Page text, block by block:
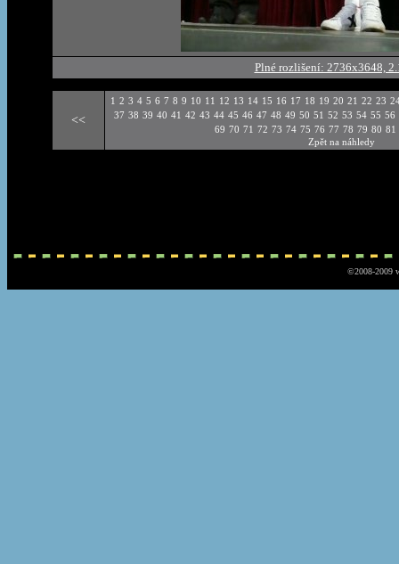
Plné rozlišení: 2736x3648,
<<
1 2 3 4 5 6 7 8 9 10 11 12 13 14 15 16 17 18 19 20 21 22 23
37 38 39 40 41 42 43 44 45 46 47 48 49 50 51 52 53 54 55 56
69 70 71 72 73 74 75 76 77 78 79 80 81
Zpět na náhledy
©2008-2009